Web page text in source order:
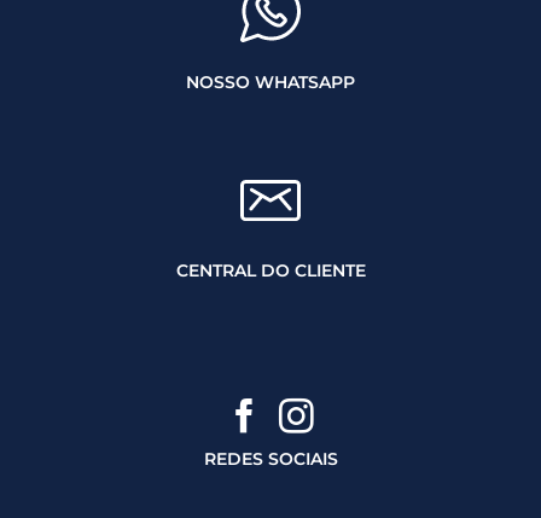
NOSSO WHATSAPP
CENTRAL DO CLIENTE
REDES SOCIAIS